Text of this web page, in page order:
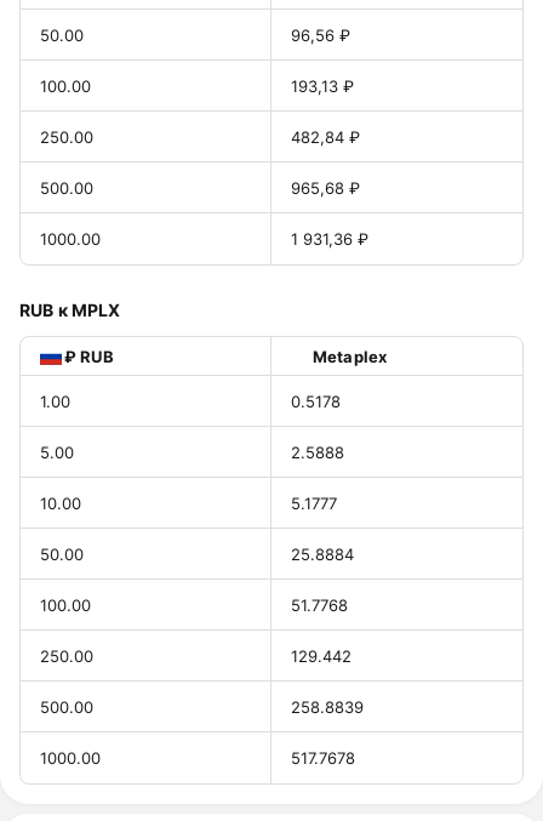
50.00 96,56 ₽
100.00 193,13 ₽
250.00 482,84 ₽
500.00 965,68 ₽
1000.00 1 931,36 ₽
RUB к MPLX
₽ RUB Metaplex
1.00 0.5178
5.00 2.5888
10.00 5.1777
50.00 25.8884
100.00 51.7768
250.00 129.442
500.00 258.8839
1000.00 517.7678